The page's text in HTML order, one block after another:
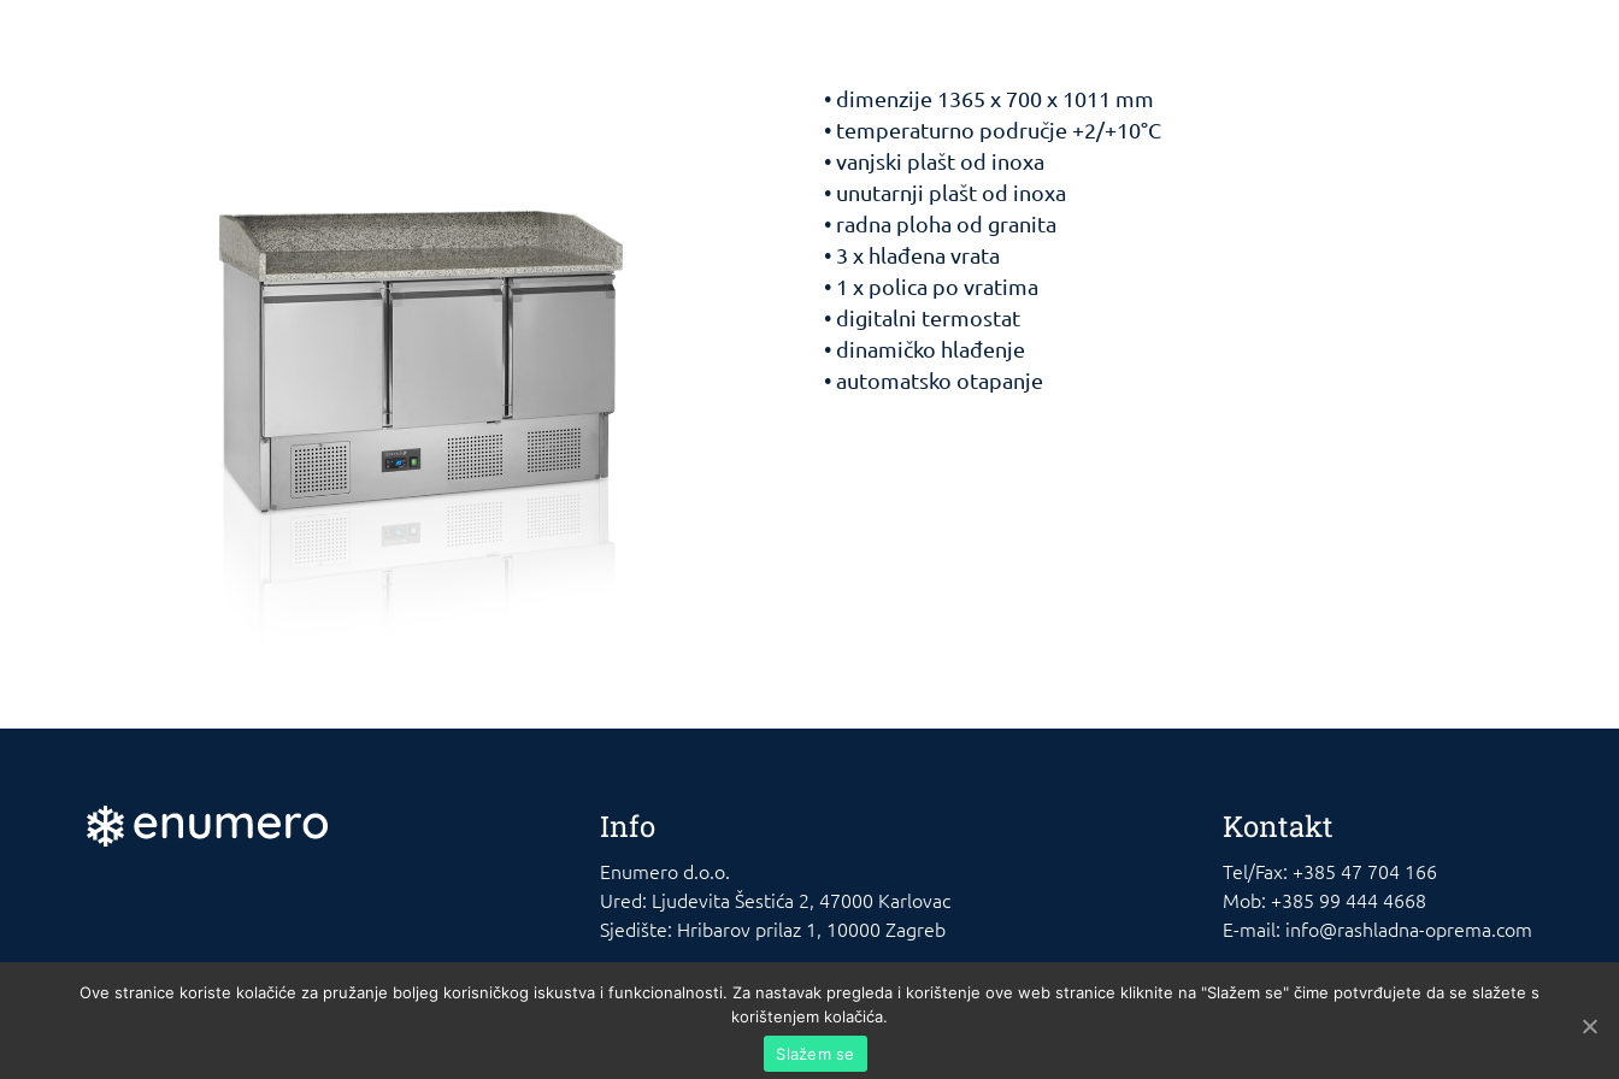
• dimenzije 1365 x 700 x 1011 mm
• temperaturno područje +2/+10°C
• vanjski plašt od inoxa
• unutarnji plašt od inoxa
• radna ploha od granita
• 3 x hlađena vrata
• 1 x polica po vratima
• digitalni termostat
• dinamičko hlađenje
• automatsko otapanje
Info
Enumero d.o.o.
Ured: Ljudevita Šestića 2, 47000 Karlovac
Sjedište: Hribarov prilaz 1, 10000 Zagreb
Kontakt
Tel/Fax: +385 47 704 166
Mob: +385 99 444 4668
E-mail: info@rashladna-oprema.com
Enumero d.o.o. © 2023. , 10010 Zagreb. MBS 02140721. Trgovački sud u Zagrebu. Temeljni kapital: 20.000kn uplaćen u cijelosti. Osnivač Nikola Mikša
Ove stranice koriste kolačiće za pružanje boljeg korisničkog iskustva i funkcionalnosti. Za nastavak pregleda i korištenje ove web stranice kliknite na "Slažem se" čime potvrđujete da se slažete s
korištenjem kolačića.
Slažem se